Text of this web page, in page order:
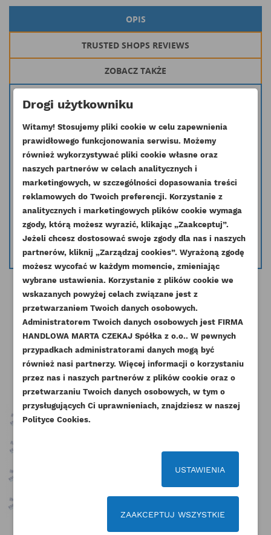
DODAJ DO LISTY ŻYCZEŃ
add_circle_outline Stwórz nową listę życzeń
UTWÓRZ LISTĘ ŻYCZEŃ
NAZWA LISTY ŻYCZEŃ
Anuluj Utwórz listę życzeń
ZALOGUJ SIĘ
Musisz być zalogowany by zapisać produkty na
swojej liście życzeń.
Anuluj Zaloguj się
OPIS
TRUSTED SHOPS REVIEWS
ZOBACZ TAKŻE
Świeca żarowa stosowana w silnikach CATerpillar
Inny symbol: 2326662 453-3510 4533510
Stosowana w maszynach:TH560B TH220B TH340B TH460B
TH355B TH330B TH360B TH350B430D 430E 420D 416D
416ECB-534D CB-434D
Masz wątpliwość czy dana część pasuje do Twojego silnika skontaktuj się
z nami i podaj nr seryjny silnika a my pomożemy dobrać odpowiednią
część.
info@esilniki24.pl
Pozostałe produkty w tej kategorii:
Drogi użytkowniku
Witamy! Stosujemy pliki cookie w celu zapewnienia
prawidłowego funkcjonowania serwisu. Możemy
również wykorzystywać pliki cookie własne oraz
naszych partnerów w celach analitycznych i
marketingowych, w szczególności dopasowania treści
reklamowych do Twoich preferencji. Korzystanie z
analitycznych i marketingowych plików cookie wymaga
zgody, którą możesz wyrazić, klikając „Zaakceptuj”.
Jeżeli chcesz dostosować swoje zgody dla nas i naszych
partnerów, kliknij „Zarządzaj cookies”. Wyrażoną zgodę
możesz wycofać w każdym momencie, zmieniając
wybrane ustawienia. Korzystanie z plików cookie we
wskazanych powyżej celach związane jest z
przetwarzaniem Twoich danych osobowych.
Administratorem Twoich danych osobowych jest FIRMA
HANDLOWA MARTA CZEKAJ Spółka z o.o.. W pewnych
przypadkach administratorami danych mogą być
również nasi partnerzy. Więcej informacji o korzystaniu
przez nas i naszych partnerów z plików cookie oraz o
przetwarzaniu Twoich danych osobowych, w tym o
przysługujących Ci uprawnieniach, znajdziesz w naszej
Polityce Cookies.
USTAWIENIA
ZAAKCEPTUJ WSZYSTKIE